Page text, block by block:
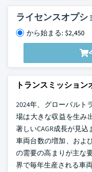
ライセンスオプシ
から始まる: $2,450
トランスミッショ
2024年、グローバルト
場は大きな収益を生み
著しいCAGR成長が見
車両台数の増加、およ
の需要の高まりが主な
界で毎年生産される車